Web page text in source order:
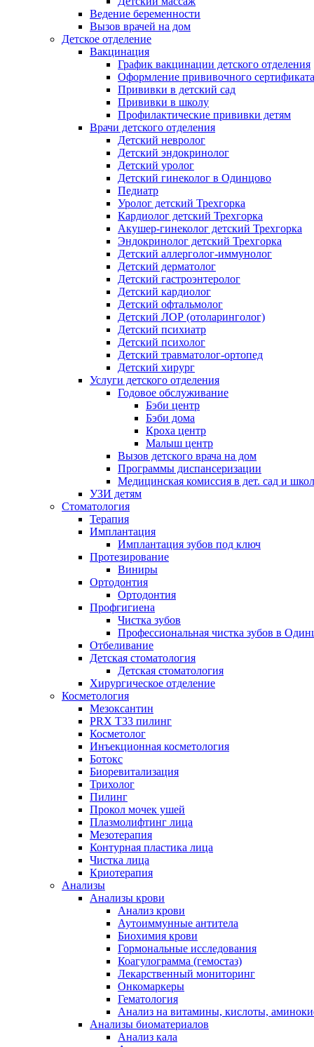
Ведение беременности
Вызов врачей на дом
Детское отделение
Вакцинация
График вакцинации детского отделения
Оформление прививочного сертификата
Прививки в детский сад
Прививки в школу
Профилактические прививки детям
Врачи детского отделения
Детский невролог
Детский эндокринолог
Детский уролог
Детский гинеколог в Одинцово
Педиатр
Уролог детский Трехгорка
Кардиолог детский Трехгорка
Акушер-гинеколог детский Трехгорка
Эндокринолог детский Трехгорка
Детский аллерголог-иммунолог
Детский дерматолог
Детский гастроэнтеролог
Детский кардиолог
Детский офтальмолог
Детский ЛОР (отоларинголог)
Детский психиатр
Детский психолог
Детский травматолог-ортопед
Детский хирург
Услуги детского отделения
Годовое обслуживание
Бэби центр
Бэби дома
Кроха центр
Малыш центр
Вызов детского врача на дом
Программы диспансеризации
Медицинская комиссия в дет. сад и
УЗИ детям
Стоматология
Терапия
Имплантация
Имплантация зубов под ключ
Протезирование
Виниры
Ортодонтия
Ортодонтия
Профгигиена
Чистка зубов
Профессиональная чистка зубов в
Отбеливание
Детская стоматология
Детская стоматология
Хирургическое отделение
Косметология
Мезоксантин
PRX T33 пилинг
Косметолог
Инъекционная косметология
Ботокс
Биоревитализация
Трихолог
Пилинг
Прокол мочек ушей
Плазмолифтинг лица
Мезотерапия
Контурная пластика лица
Чистка лица
Криотерапия
Анализы
Анализы крови
Анализ крови
Аутоиммунные антитела
Биохимия крови
Гормональные исследования
Коагулограмма (гемостаз)
Лекарственный мониторинг
Онкомаркеры
Гематология
Анализ на витамины, кислоты,
Анализы биоматериалов
Анализ кала